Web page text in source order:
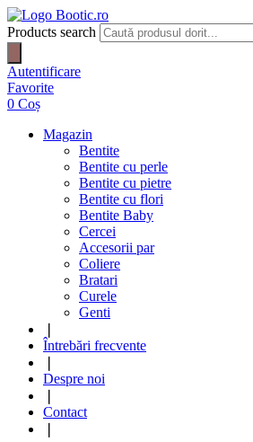
Products search
Autentificare
Favorite
0 Coș
Magazin
Bentite
Bentite cu perle
Bentite cu pietre
Bentite cu flori
Bentite Baby
Cercei
Accesorii par
Coliere
Bratari
Curele
Genti
Întrebări frecvente
Despre noi
Contact